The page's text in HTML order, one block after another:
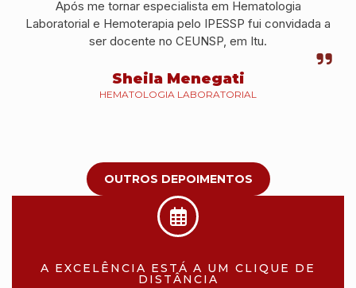
Após me tornar especialista em Hematologia
Laboratorial e Hemoterapia pelo IPESSP fui convidada a
ser docente no CEUNSP, em Itu.
Sheila Menegati
HEMATOLOGIA LABORATORIAL
OUTROS DEPOIMENTOS
A EXCELÊNCIA ESTÁ A UM CLIQUE DE
DISTÂNCIA